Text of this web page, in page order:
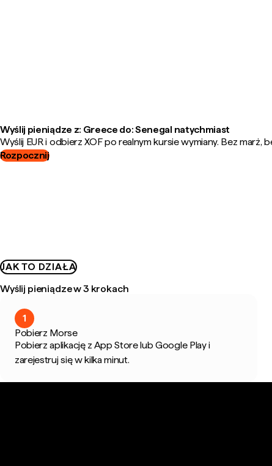
Wyślij pieniądze z: Greece do: Senegal natychmiast
Wyślij EUR i odbierz XOF po realnym kursie wymiany. Bez marż,
Rozpocznij
JAK TO DZIAŁA
Wyślij pieniądze w 3 krokach
1
Pobierz Morse
Pobierz aplikację z App Store lub Google Play i
zarejestruj się w kilka minut.